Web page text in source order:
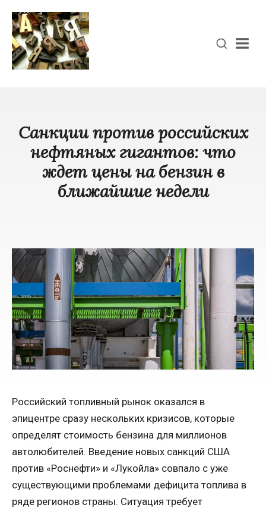
Санкции против российских
нефтяных гигантов: что
ждет цены на бензин в
ближайшие недели
Российский топливный рынок оказался в
эпицентре сразу нескольких кризисов, которые
определят стоимость бензина для миллионов
автолюбителей. Введение новых санкций США
против «Роснефти» и «Лукойла» совпало с уже
существующими проблемами дефицита топлива в
ряде регионов страны. Ситуация требует